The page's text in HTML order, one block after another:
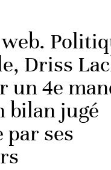
Driss
un 4e
bilan jugé
par ses